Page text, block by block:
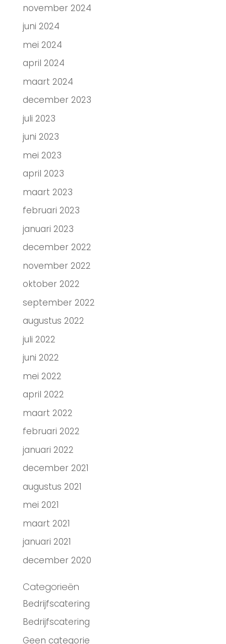
november 2024
juni 2024
mei 2024
april 2024
maart 2024
december 2023
juli 2023
juni 2023
mei 2023
april 2023
maart 2023
februari 2023
januari 2023
december 2022
november 2022
oktober 2022
september 2022
augustus 2022
juli 2022
juni 2022
mei 2022
april 2022
maart 2022
februari 2022
januari 2022
december 2021
augustus 2021
mei 2021
maart 2021
januari 2021
december 2020
Categorieën
Bedrijfscatering
Bedrijfscatering
Geen categorie